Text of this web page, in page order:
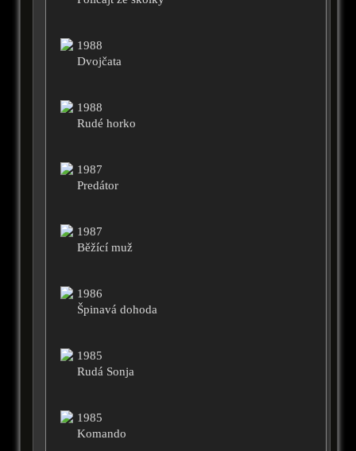
1988
Dvojčata
1988
Rudé horko
1987
Predátor
1987
Běžící muž
1986
Špinavá dohoda
1985
Rudá Sonja
1985
Komando